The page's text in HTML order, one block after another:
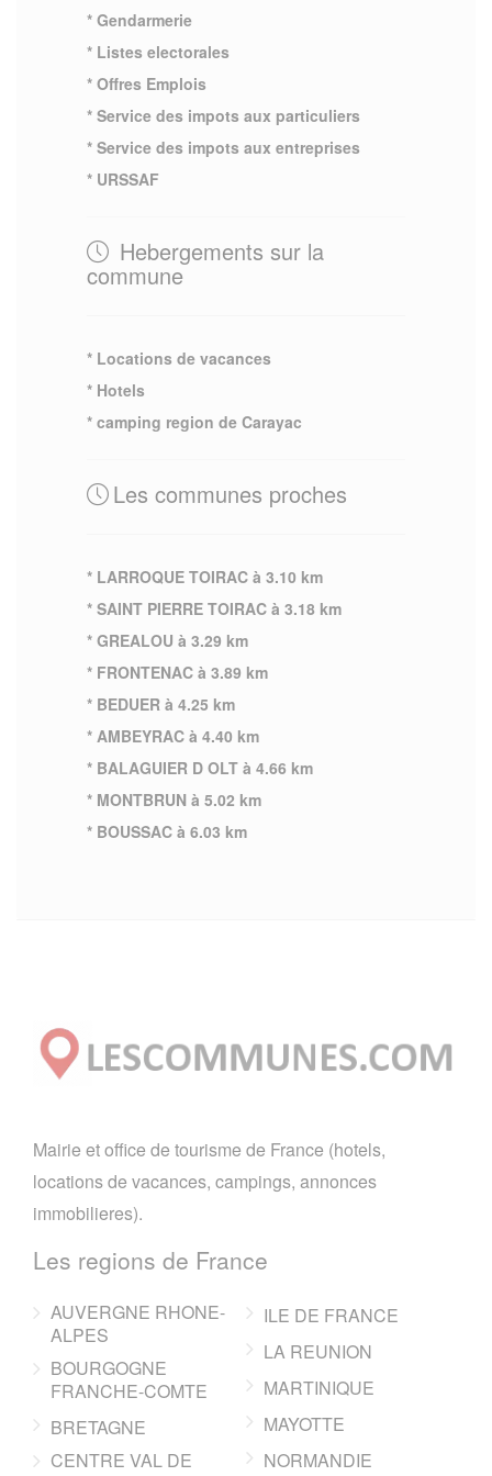
* Gendarmerie
* Listes electorales
* Offres Emplois
* Service des impots aux particuliers
* Service des impots aux entreprises
* URSSAF
Hebergements sur la
commune
* Locations de vacances
* Hotels
* camping region de Carayac
Les communes proches
* LARROQUE TOIRAC à 3.10 km
* SAINT PIERRE TOIRAC à 3.18 km
* GREALOU à 3.29 km
* FRONTENAC à 3.89 km
* BEDUER à 4.25 km
* AMBEYRAC à 4.40 km
* BALAGUIER D OLT à 4.66 km
* MONTBRUN à 5.02 km
* BOUSSAC à 6.03 km
Mairie et office de tourisme de France (hotels,
locations de vacances, campings, annonces
immobilieres).
Les regions de France
AUVERGNE RHONE-
ALPES
BOURGOGNE
FRANCHE-COMTE
BRETAGNE
CENTRE VAL DE
ILE DE FRANCE
LA REUNION
MARTINIQUE
MAYOTTE
NORMANDIE